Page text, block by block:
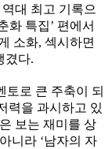
대 최고 기록으
화 특집’ 편에서
소화, 섹시하면
겼다.
토로 큰 주축이 되
력을 과시하고 있
보는 재미를 상
니라 ‘남자의 자